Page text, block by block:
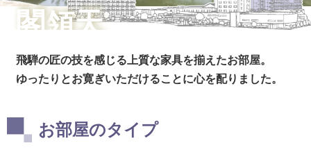
180cm幅のベッドをご用意しています。
快適にお寛ぎいただけます。
飛騨の匠の技を感じる上質な家具を揃えたお部屋。
ゆったりとお寛ぎいただけることに心を配りました。
お部屋のタイプ